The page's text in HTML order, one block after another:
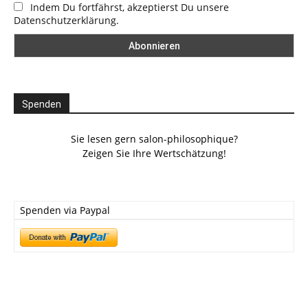
Indem Du fortfährst, akzeptierst Du unsere
Datenschutzerklärung.
Spenden
Sie lesen gern salon-philosophique?
Zeigen Sie Ihre Wertschätzung!
Spenden via Paypal